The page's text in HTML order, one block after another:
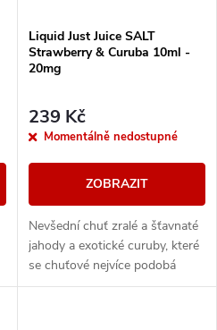
Liquid Just Juice SALT
Strawberry & Curuba 10ml -
20mg
239 Kč
Momentálně nedostupné
ZOBRAZIT
Nevšední chuť zralé a šťavnaté
jahody a exotické curuby, které
se chuťové nejvíce podobá
jablku.